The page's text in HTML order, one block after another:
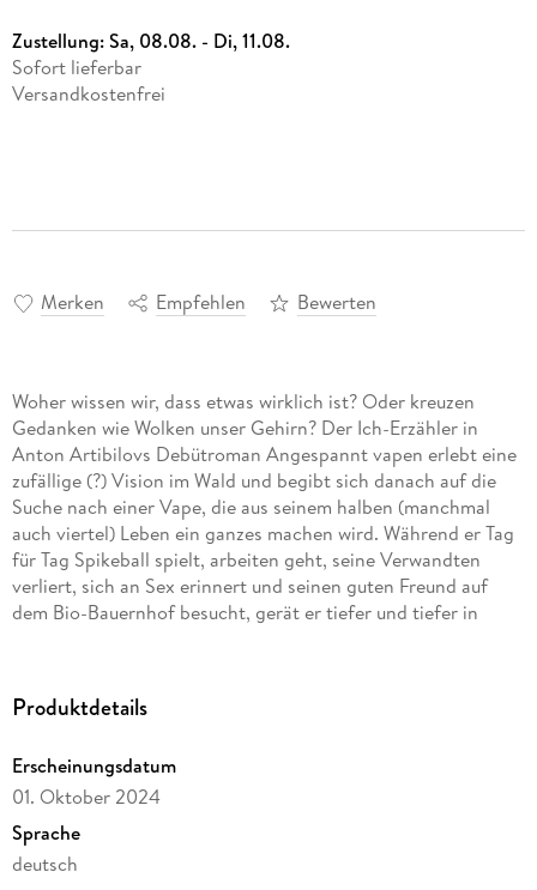
Zustellung:Sa, 08.08. - Di, 11.08.
Sofort lieferbar
Versandkostenfrei
Merken Empfehlen Bewerten
Woher wissen wir, dass etwas wirklich ist? Oder kreuzen
Gedanken wie Wolken unser Gehirn? Der Ich-Erzähler in
Anton Artibilovs Debütroman Angespannt vapen erlebt eine
zufällige (?) Vision im Wald und begibt sich danach auf die
Suche nach einer Vape, die aus seinem halben (manchmal
auch viertel) Leben ein ganzes machen wird. Während er Tag
für Tag Spikeball spielt, arbeiten geht, seine Verwandten
verliert, sich an Sex erinnert und seinen guten Freund auf
dem Bio-Bauernhof besucht, gerät er tiefer und tiefer in
wenn man Yak geraucht hat. Ein Drogen-Roman also - oder
Wahrnehmung, über das ständige Diskutieren mit sich selbst
und anderen und dem normalen, menschlichen Alltag, der
immer wieder begleitet wird von der Frage: "Liegt es an mir
oder passiert hier wirklich etwas Seltsames?" Leichtfüßig,
unterhaltsam und ungeheuer lässig die inneren und äußeren
Produktdetails
Erscheinungsdatum
01. Oktober 2024
Sprache
deutsch